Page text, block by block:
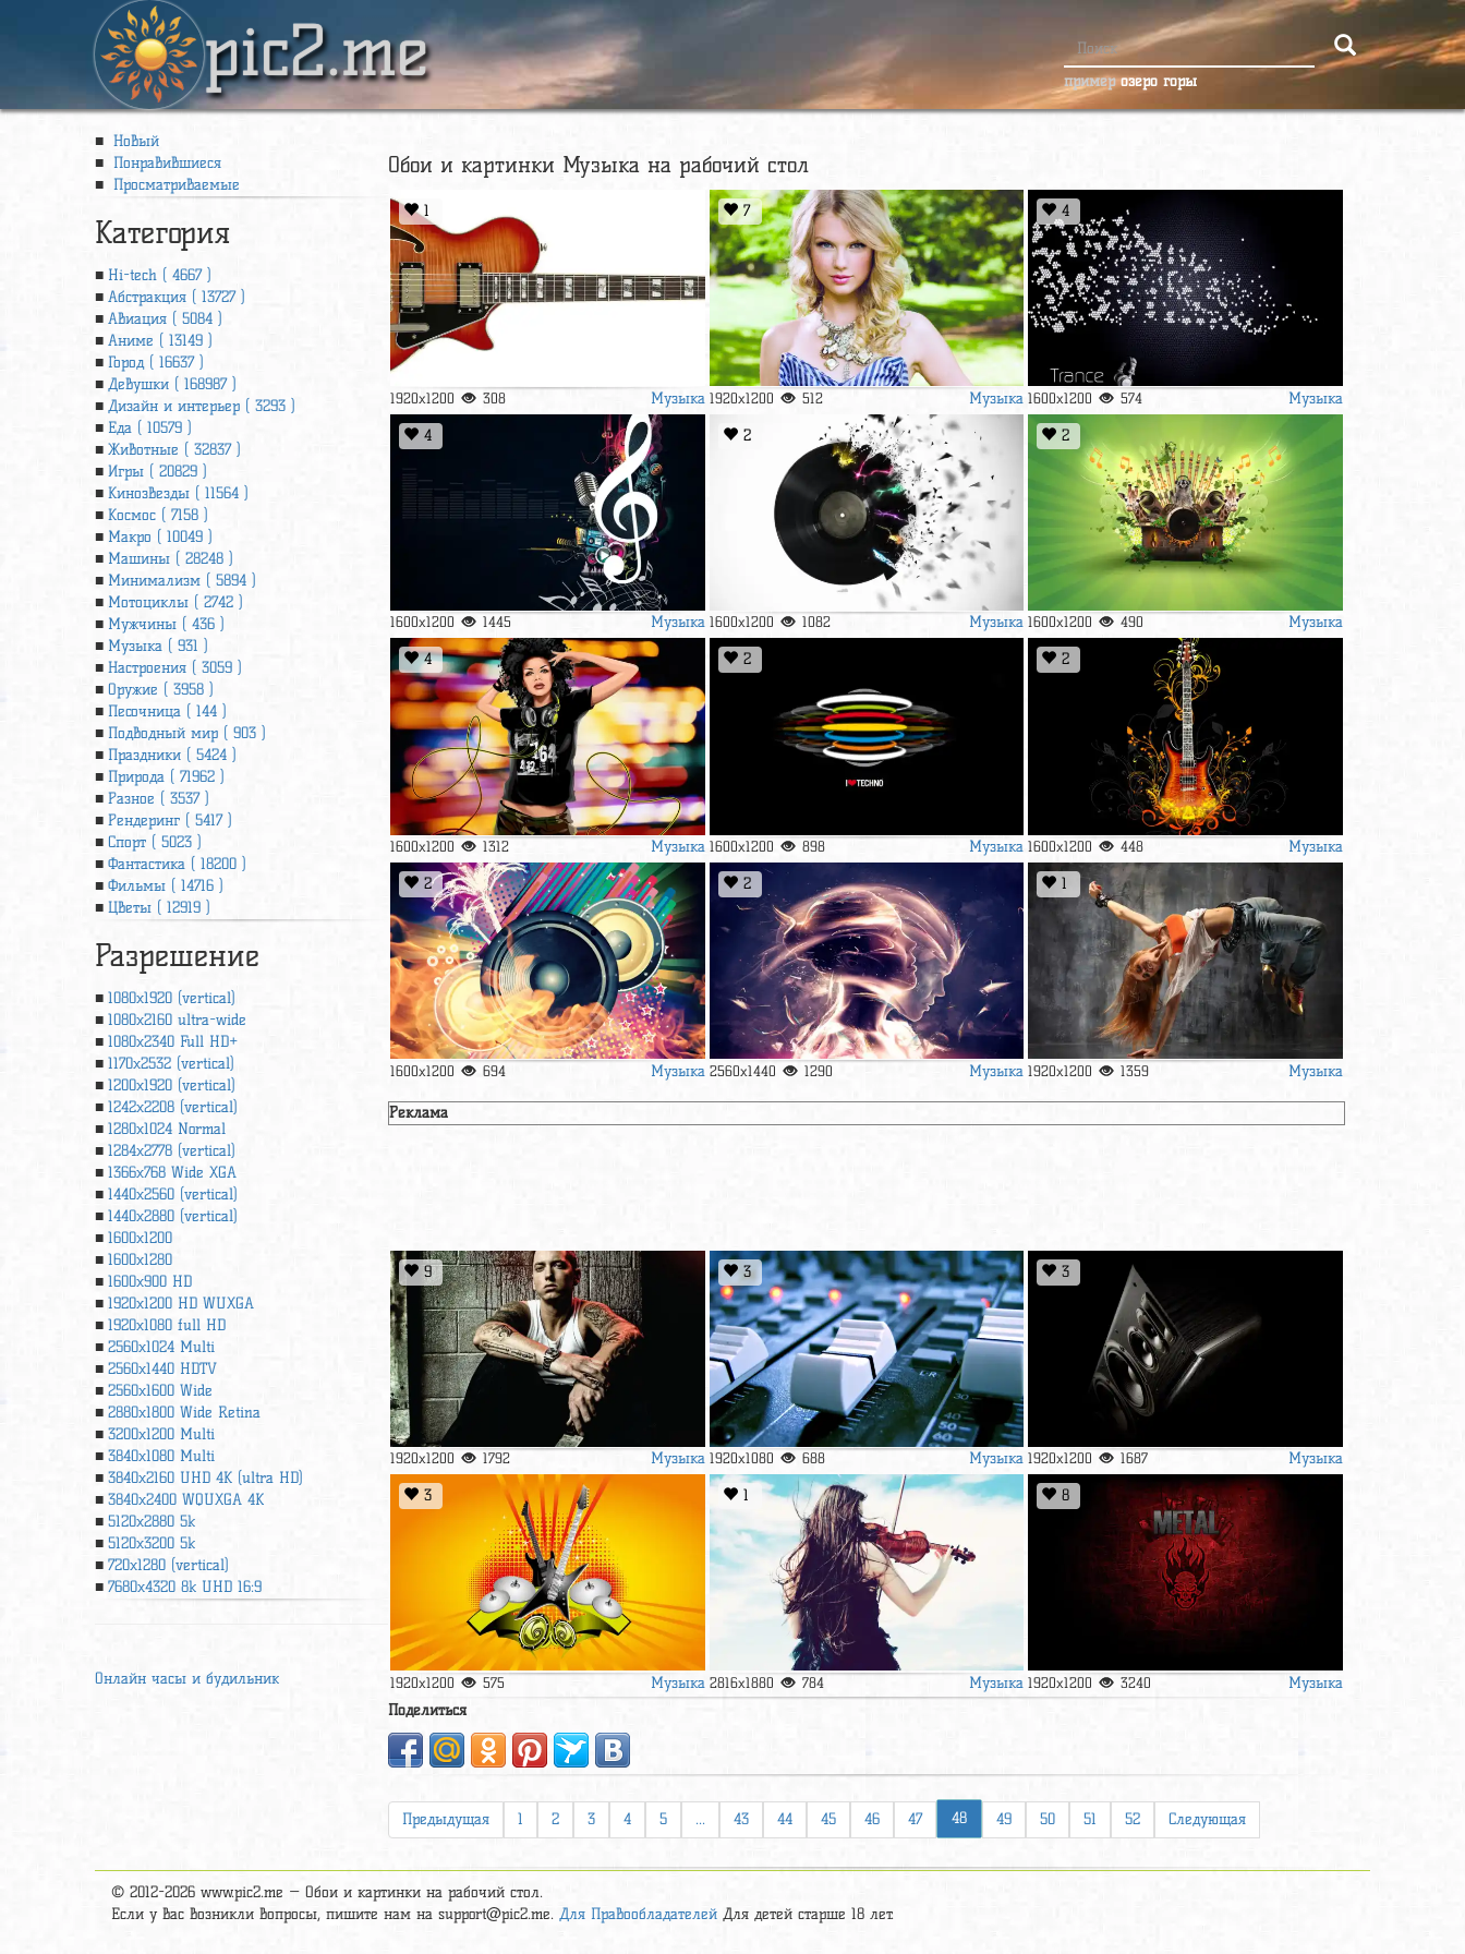
pic2.me примерозеро горы
Новый
Понравившиеся
Просматриваемые
Категория
Hi-tech ( 4667 )
Абстракция ( 13727 )
Авиация ( 5084 )
Аниме ( 13149 )
Город ( 16637 )
Девушки ( 168987 )
Дизайн и интерьер ( 3293 )
Еда ( 10579 )
Животные ( 32837 )
Игры ( 20829 )
Кинозвезды ( 11564 )
Космос ( 7158 )
Макро ( 10049 )
Машины ( 28248 )
Минимализм ( 5894 )
Мотоциклы ( 2742 )
Мужчины ( 436 )
Музыка ( 931 )
Настроения ( 3059 )
Оружие ( 3958 )
Песочница ( 144 )
Подводный мир ( 903 )
Праздники ( 5424 )
Природа ( 71962 )
Разное ( 3537 )
Рендеринг ( 5417 )
Спорт ( 5023 )
Фантастика ( 18200 )
Фильмы ( 14716 )
Цветы ( 12919 )
Разрешение
1080x1920 (vertical)
1080x2160 ultra-wide
1080x2340 Full HD+
1170x2532 (vertical)
1200x1920 (vertical)
1242x2208 (vertical)
1280x1024 Normal
1284x2778 (vertical)
1366х768 Wide XGA
1440x2560 (vertical)
1440x2880 (vertical)
1600x1200
1600x1280
1600x900 HD
1920x1200 HD WUXGA
1920х1080 full HD
2560x1024 Multi
2560x1440 HDTV
2560x1600 Wide
2880x1800 Wide Retina
3200x1200 Multi
3840x1080 Multi
3840x2160 UHD 4К (ultra HD)
3840x2400 WQUXGA 4K
5120x2880 5k
5120x3200 5k
720x1280 (vertical)
7680x4320 8k UHD 16:9
Онлайн часы и будильник
Обои и картинки Музыка на рабочий стол
1
1920x1200 308 Музыка
7
1920x1200 512 Музыка
4
1600x1200 574
Музыка
4
1600x1200 1445 Музыка
2
1600x1200 1082 Музыка
2
1600x1200 490
Музыка
4
1600x1200 1312 Музыка
2
1600x1200 898 Музыка
2
1600x1200 448
Музыка
2
1600x1200 694 Музыка
2
2560x1440 1290 Музыка
1
1920x1200 1359 Музыка
Реклама
9
1920x1200 1792 Музыка
3
1920x1080 688 Музыка
3
1920x1200 1687
Музыка
3
1920x1200 575 Музыка
1
2816x1880 784 Музыка
8
1920x1200 3240
Музыка
Поделиться
Предыдущая 1 2 3 4 5 ... 43 44 45 46 47 48 49 50 51 52 Следующая
© 2012-2026 www.pic2.me — Обои и картинки на рабочий стол.
Если у вас возникли вопросы, пишите нам на support@pic2.me. Для Правообладателей Для детей старше 18 лет.